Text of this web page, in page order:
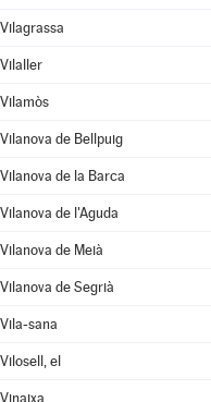
Vilagrassa
Vilaller
Vilamòs
Vilanova de Bellpuig
Vilanova de la Barca
Vilanova de l'Aguda
Vilanova de Meià
Vilanova de Segrià
Vila-sana
Vilosell, el
Vinaixa